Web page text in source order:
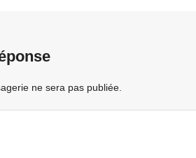
ne sera pas publiée.